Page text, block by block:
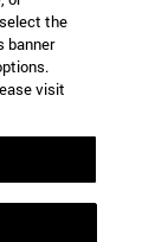
the
banner
visit